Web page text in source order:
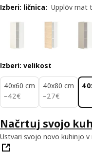
Izberi: ličnica: Upplöv mat
Izberi: velikost
40x60 cm
−42€
42€
40x80 cm
−27€
27€
Načrtuj svojo
Ustvari svojo novo kuhinjo